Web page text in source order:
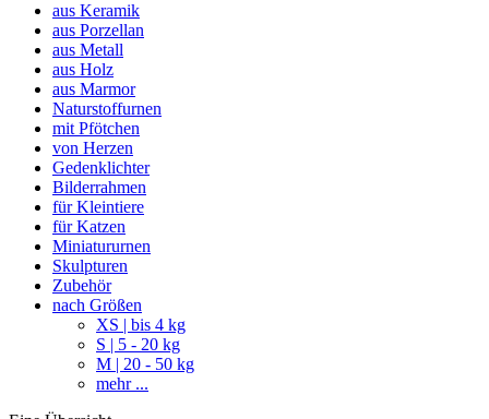
aus Keramik
aus Porzellan
aus Metall
aus Holz
aus Marmor
Naturstoffurnen
mit Pfötchen
von Herzen
Gedenklichter
Bilderrahmen
für Kleintiere
für Katzen
Miniatururnen
Skulpturen
Zubehör
nach Größen
XS | bis 4 kg
S | 5 - 20 kg
M | 20 - 50 kg
mehr ...